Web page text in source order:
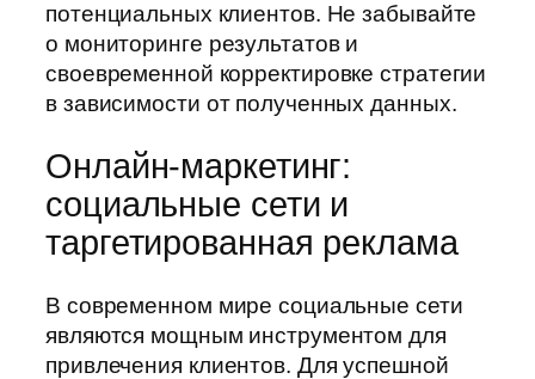
потенциальных клиентов. Не забывайте
о мониторинге результатов и
своевременной корректировке стратегии
в зависимости от полученных данных.
Онлайн-маркетинг:
социальные сети и
таргетированная реклама
В современном мире социальные сети
являются мощным инструментом для
привлечения клиентов. Для успешной